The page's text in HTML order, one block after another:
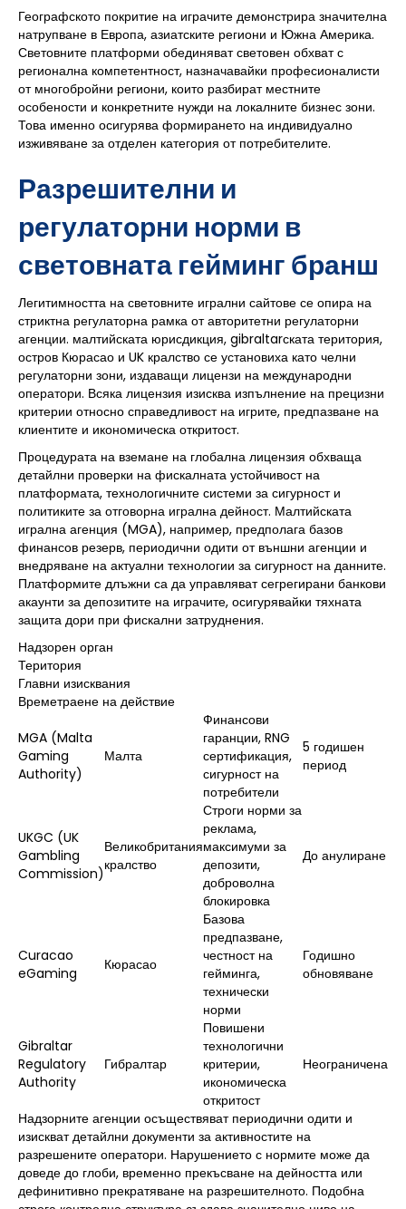
Географското покритие на играчите демонстрира значителна
натрупване в Европа, азиатските региони и Южна Америка.
Световните платформи обединяват световен обхват с
регионална компетентност, назначавайки професионалисти
от многобройни региони, които разбират местните
особености и конкретните нужди на локалните бизнес зони.
Това именно осигурява формирането на индивидуално
изживяване за отделен категория от потребителите.
Разрешителни и
регулаторни норми в
световната гейминг бранш
Легитимността на световните игрални сайтове се опира на
стриктна регулаторна рамка от авторитетни регулаторни
агенции. малтийската юрисдикция, gibraltarската територия,
остров Кюрасао и UK кралство се установиха като челни
регулаторни зони, издаващи лицензи на международни
оператори. Всяка лицензия изисква изпълнение на прецизни
критерии относно справедливост на игрите, предпазване на
клиентите и икономическа откритост.
Процедурата на вземане на глобална лицензия обхваща
детайлни проверки на фискалната устойчивост на
платформата, технологичните системи за сигурност и
политиките за отговорна игрална дейност. Малтийската
игрална агенция (MGA), например, предполага базов
финансов резерв, периодични одити от външни агенции и
внедряване на актуални технологии за сигурност на данните.
Платформите длъжни са да управляват сегрегирани банкови
акаунти за депозитите на играчите, осигурявайки тяхната
защита дори при фискални затруднения.
Надзорен орган
Територия
Главни изисквания
Времетраене на действие
MGA (Malta
Gaming
Authority)
Малта
Финансови
гаранции, RNG
сертификация,
сигурност на
потребители
5 годишен
период
UKGC (UK
Gambling
Commission)
Великобритания
кралство
Строги норми за
реклама,
максимуми за
депозити,
доброволна
блокировка
До анулиране
Curacao
eGaming
Кюрасао
Базова
предпазване,
честност на
гейминга,
технически
норми
Годишно
обновяване
Gibraltar
Regulatory
Authority
Гибралтар
Повишени
технологични
критерии,
икономическа
откритост
Неограничена
Надзорните агенции осъществяват периодични одити и
изискват детайлни документи за активностите на
разрешените оператори. Нарушението с нормите може да
доведе до глоби, временно прекъсване на дейността или
дефинитивно прекратяване на разрешителното. Подобна